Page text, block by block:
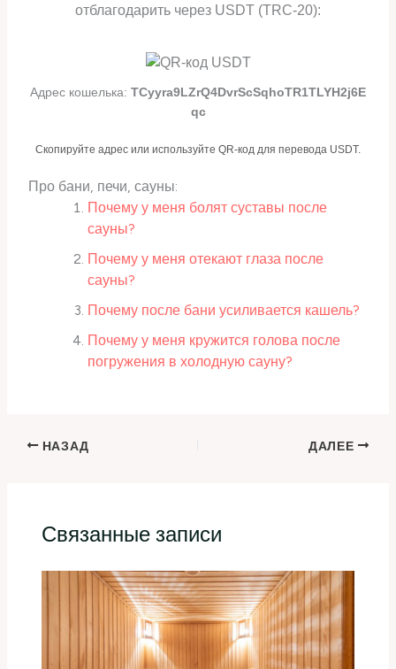
отблагодарить через USDT (TRC-20):
Адрес кошелька: TCyyra9LZrQ4DvrScSqhoTR1TLYH2j6E
qc
Скопируйте адрес или используйте QR-код для перевода USDT.
Про бани, печи, сауны:
Почему у меня болят суставы после
сауны?
Почему у меня отекают глаза после
сауны?
Почему после бани усиливается кашель?
Почему у меня кружится голова после
погружения в холодную сауну?
НАЗАД ДАЛЕЕ
Связанные записи